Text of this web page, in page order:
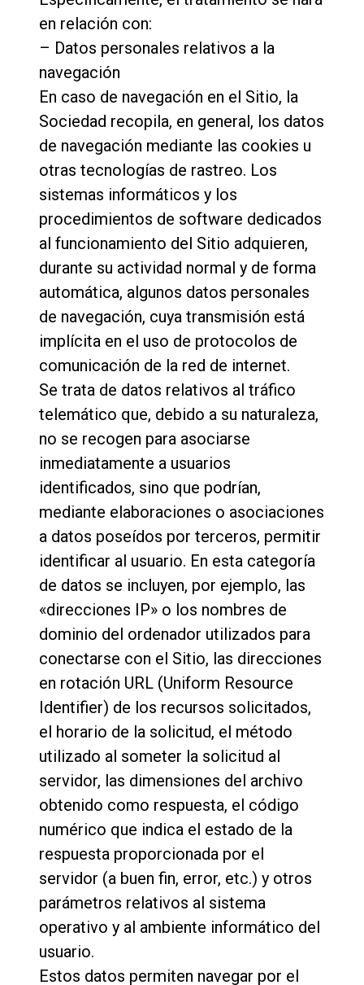
en relación con:
– Datos personales relativos a la
navegación
En caso de navegación en el Sitio, la
Sociedad recopila, en general, los datos
de navegación mediante las cookies u
otras tecnologías de rastreo. Los
sistemas informáticos y los
procedimientos de software dedicados
al funcionamiento del Sitio adquieren,
durante su actividad normal y de forma
automática, algunos datos personales
de navegación, cuya transmisión está
implícita en el uso de protocolos de
comunicación de la red de internet.
Se trata de datos relativos al tráfico
telemático que, debido a su naturaleza,
no se recogen para asociarse
inmediatamente a usuarios
identificados, sino que podrían,
mediante elaboraciones o asociaciones
a datos poseídos por terceros, permitir
identificar al usuario. En esta categoría
de datos se incluyen, por ejemplo, las
«direcciones IP» o los nombres de
dominio del ordenador utilizados para
conectarse con el Sitio, las direcciones
en rotación URL (Uniform Resource
Identifier) de los recursos solicitados,
el horario de la solicitud, el método
utilizado al someter la solicitud al
servidor, las dimensiones del archivo
obtenido como respuesta, el código
numérico que indica el estado de la
respuesta proporcionada por el
servidor (a buen fin, error, etc.) y otros
parámetros relativos al sistema
operativo y al ambiente informático del
usuario.
Estos datos permiten navegar por el